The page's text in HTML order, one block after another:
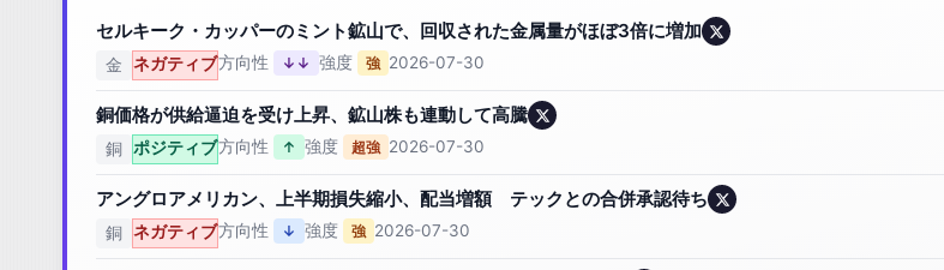
セルキーク・カッパーのミント鉱山で、回収された金属量がほぼ3倍に増加
金 ネガティブ方向性 ↓↓ 強度 強 2026-07-30
銅価格が供給逼迫を受け上昇、鉱山株も連動して高騰
銅 ポジティブ方向性 ↑ 強度 超強 2026-07-30
アングロアメリカン、上半期損失縮小、配当増額 テックとの合併承認待ち
銅 ネガティブ方向性 ↓ 強度 強 2026-07-30